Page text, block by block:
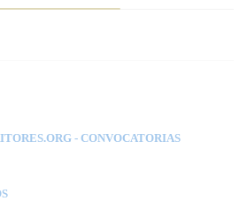
- CONVOCATORIAS